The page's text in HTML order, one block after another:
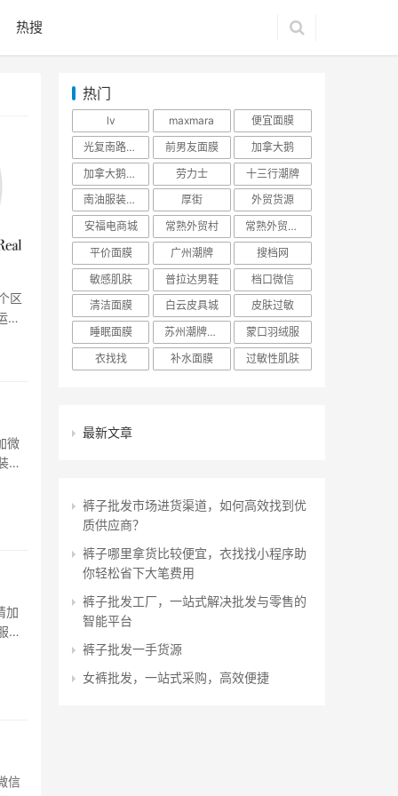
热搜
区
动
微
原
加
装
信
热门
lv maxmara
便宜面膜
光复南路潮牌
前男友面膜
加拿大鹅
加拿大鹅羽绒服
劳力士
十三行潮牌
南油服装批发市场
厚街
外贸货源
安福电商城
常熟外贸村
常熟外贸村货源
平价面膜
广州潮牌
搜档网
敏感肌肤
普拉达男鞋
档口微信
清洁面膜
白云皮具城
皮肤过敏
睡眠面膜
苏州潮牌货源
蒙口羽绒服
衣找找
补水面膜 过敏性肌肤
最新文章
裤子批发市场进货渠道，如何高效找到优
质供应商？
裤子哪里拿货比较便宜，衣找找小程序助
你轻松省下大笔费用
裤子批发工厂，一站式解决批发与零售的
智能平台
裤子批发一手货源
女裤批发，一站式采购，高效便捷